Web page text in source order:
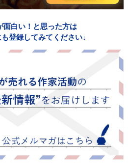
面白い！と思った方は
登録してみてください↓